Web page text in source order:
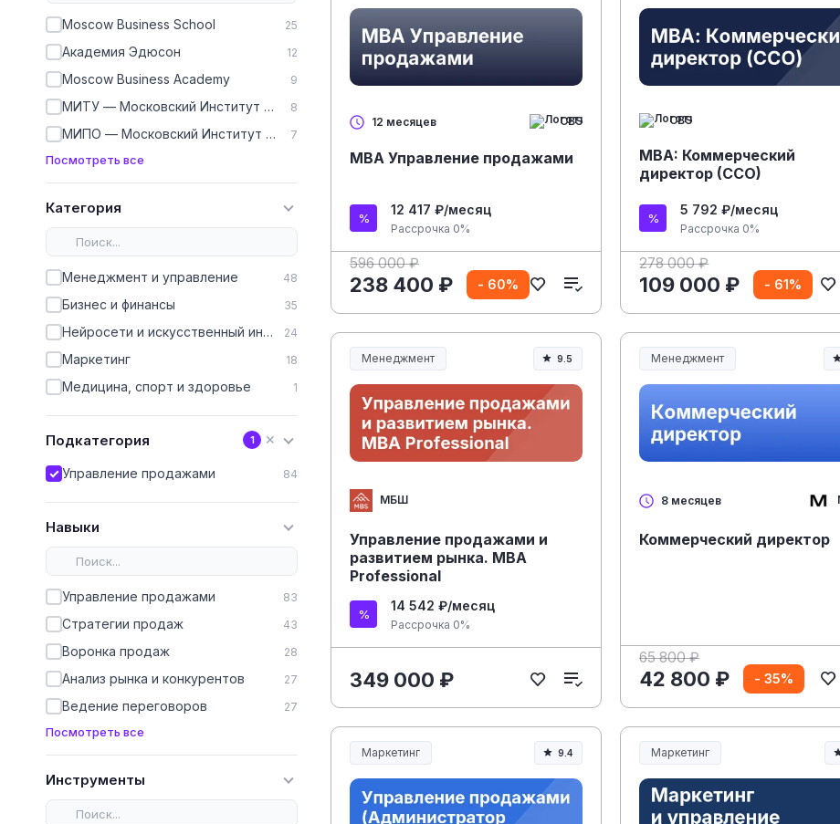
Moscow Business School 25
Академия Эдюсон 12
Moscow Business Academy 9
МИТУ — Московский Институт Технологий и Управления 8
МИПО — Московский Институт Профессионального Образования 7
Посмотреть все
Категория
Менеджмент и управление 48
Бизнес и финансы 35
Нейросети и искусственный интеллект 24
Маркетинг 18
Медицина, спорт и здоровье 1
Подкатегория 1 ✕
Управление продажами 84
Навыки
Управление продажами 83
Стратегии продаж 43
Воронка продаж 28
Анализ рынка и конкурентов 27
Ведение переговоров 27
Посмотреть все
Инструменты
12 месяцев CBS
MBA Управление продажами
12 417 ₽/месяц
Рассрочка 0%
596 000 ₽
238 400 ₽ - 60%
CBS
MBA: Коммерческий
директор (CCO)
5 792 ₽/месяц
Рассрочка 0%
278 000 ₽
109 000 ₽ - 61%
Менеджмент
Менеджмент и управление
9.5
МБШ
Управление продажами и
развитием рынка. MBA
Professional
14 542 ₽/месяц
Рассрочка 0%
349 000 ₽
Менеджмент
Менеджмент и управление
8 месяцев
Коммерческий директор
65 800 ₽
42 800 ₽ - 35%
Маркетинг 9.4 Маркетинг